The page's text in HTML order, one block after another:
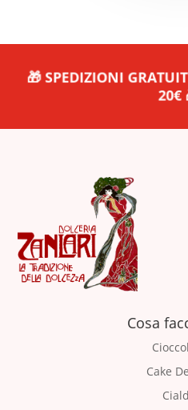
🎁 SPEDIZIONI
20€
Cosa
Cake